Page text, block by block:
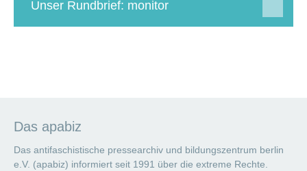
Unser Rundbrief: monitor
Das apabiz
Das antifaschistische pressearchiv und bildungszentrum berlin
e.V. (apabiz) informiert seit 1991 über die extreme Rechte.